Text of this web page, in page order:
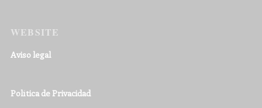
WEBSITE
Aviso legal
Política de Privacidad